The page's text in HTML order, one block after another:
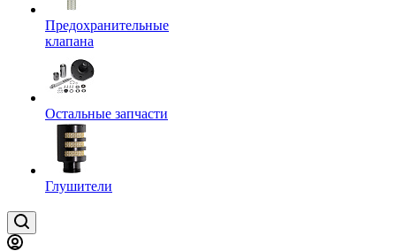
Предохранительные
клапана
Остальные запчасти
Глушители